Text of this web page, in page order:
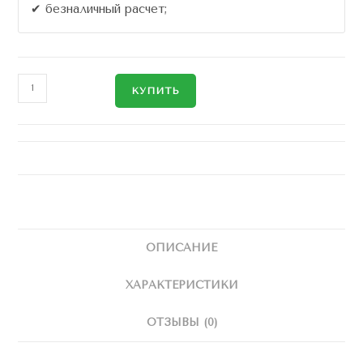
✔ безналичный расчет;
КУПИТЬ
ОПИСАНИЕ
ХАРАКТЕРИСТИКИ
ОТЗЫВЫ (0)